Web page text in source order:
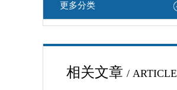
更多分类
相关文章 / ARTICLE